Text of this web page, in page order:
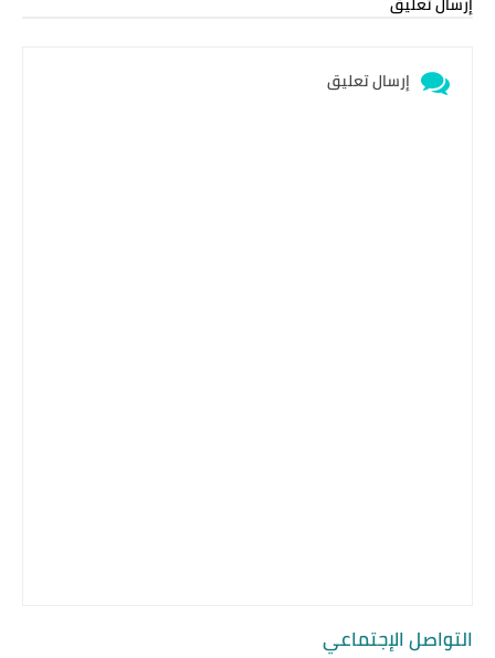
إرسال تعليق
التواصل الإجتماعي